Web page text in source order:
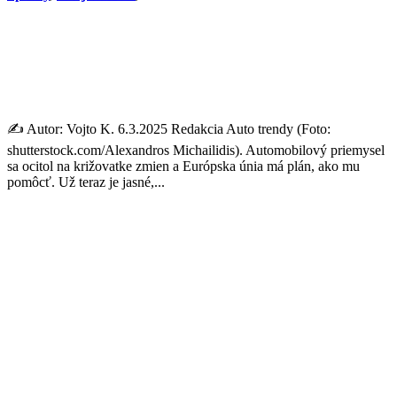
✍️ Autor: Vojto K. 6.3.2025 Redakcia Auto trendy (Foto:
shutterstock.com/Alexandros Michailidis). Automobilový priemysel
sa ocitol na križovatke zmien a Európska únia má plán, ako mu
pomôcť. Už teraz je jasné,...